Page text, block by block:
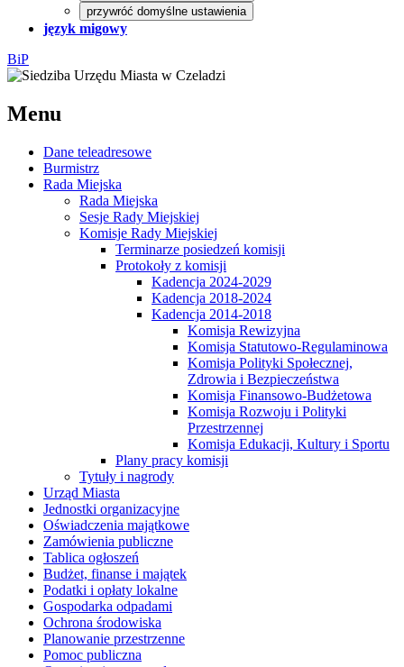
przywróć domyślne ustawienia
język migowy
BiP
Menu
Dane teleadresowe
Burmistrz
Rada Miejska
Rada Miejska
Sesje Rady Miejskiej
Komisje Rady Miejskiej
Terminarze posiedzeń komisji
Protokoły z komisji
Kadencja 2024-2029
Kadencja 2018-2024
Kadencja 2014-2018
Komisja Rewizyjna
Komisja Statutowo-Regulaminowa
Komisja Polityki Społecznej,
Zdrowia i Bezpieczeństwa
Komisja Finansowo-Budżetowa
Komisja Rozwoju i Polityki
Przestrzennej
Komisja Edukacji, Kultury i Sportu
Plany pracy komisji
Tytuły i nagrody
Urząd Miasta
Jednostki organizacyjne
Oświadczenia majątkowe
Zamówienia publiczne
Tablica ogłoszeń
Budżet, finanse i majątek
Podatki i opłaty lokalne
Gospodarka odpadami
Ochrona środowiska
Planowanie przestrzenne
Pomoc publiczna